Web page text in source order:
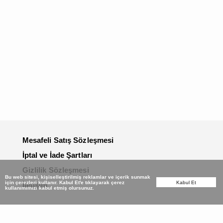
Bu web sitesi, kişiselleştirilmiş reklamlar ve içerik sunmak
için çerezleri kullanır. Kabul Et'e tıklayarak çerez
kullanımımızı kabul etmiş olursunuz.
Kabul Et
Mesafeli Satış Sözleşmesi
İptal ve İade Şartları
Gizlilik Sözleşmesi
İletişim